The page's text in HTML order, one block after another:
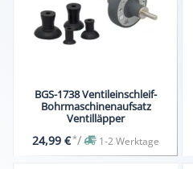
BGS-1738 Ventileinschleif-
Bohrmaschinenaufsatz
Ventilläpper
24,99 €*/ 1-2 Werktage